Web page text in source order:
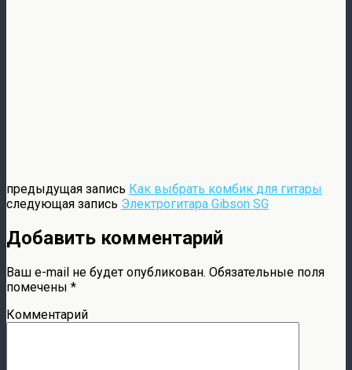
предыдущая запись Как выбрать комбик для гитары
следующая запись Электрогитара Gibson SG
Добавить комментарий
Ваш e-mail не будет опубликован. Обязательные поля
помечены *
Комментарий